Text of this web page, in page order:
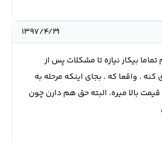
۱۳۹۷/۴/۳۱
بیکار نیازه تا مشکلات پس از
‌. واقعا که . بجای اینکه مرحله به
قیمت بالا میره. البته حق هم دارن چون